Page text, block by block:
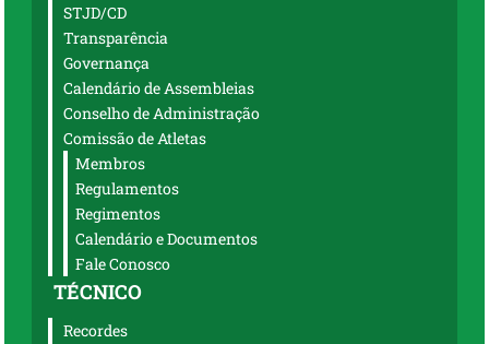
STJD/CD
Transparência
Governança
Calendário de Assembleias
Conselho de Administração
Comissão de Atletas
Membros
Regulamentos
Regimentos
Calendário e Documentos
Fale Conosco
TÉCNICO
Recordes